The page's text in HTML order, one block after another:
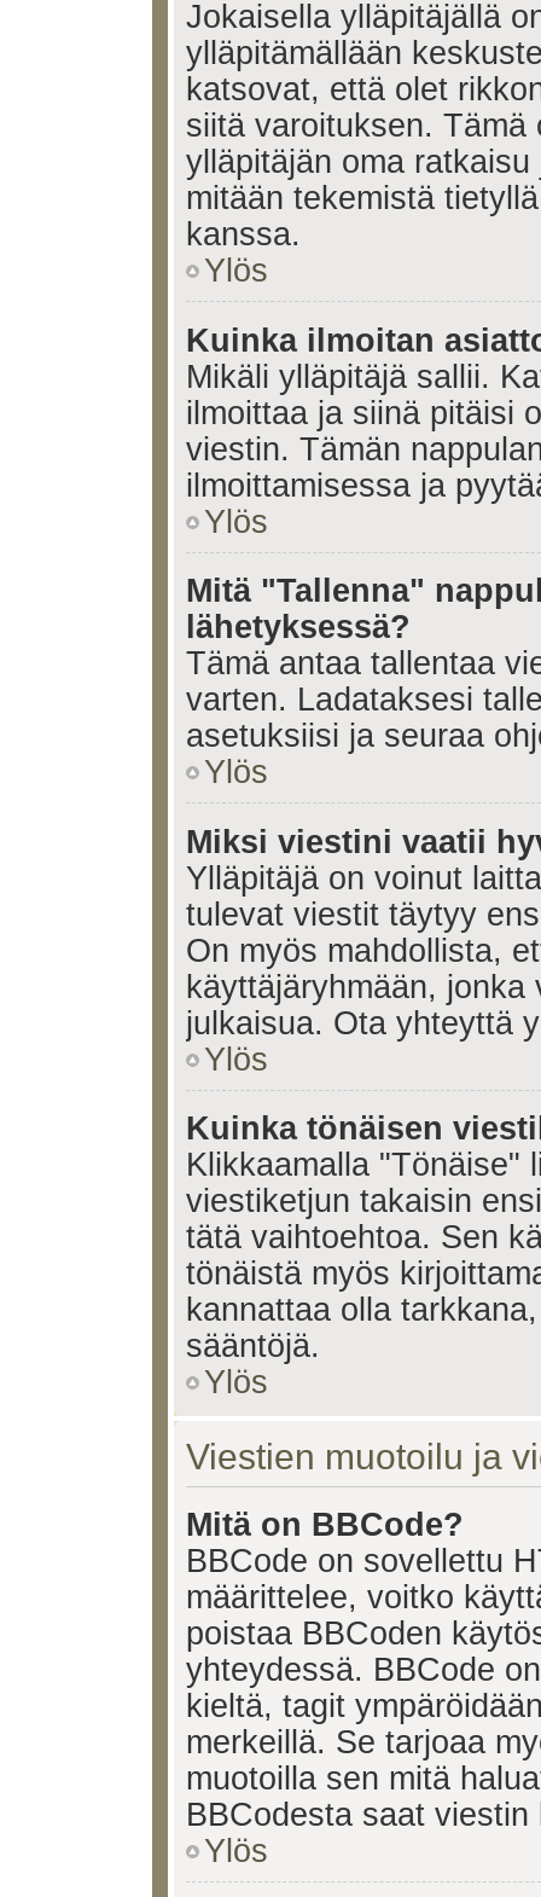
Jokaisella ylläpitäjällä
ylläpitämällään
katsovat, että olet
siitä varoituksen.
ylläpitäjän oma
mitään tekemistä
kanssa.
Ylös
Kuinka ilmoitan
Mikäli ylläpitäjä sallii.
ilmoittaa ja siinä pitäisi
viestin. Tämän
ilmoittamisessa ja
Ylös
Mitä "Tallenna"
lähetyksessä?
Tämä antaa tallentaa
varten. Ladataksesi
asetuksiisi ja seuraa
Ylös
Miksi viestini vaatii
Ylläpitäjä on voinut
tulevat viestit täytyy
On myös mahdollista,
käyttäjäryhmään,
julkaisua. Ota yhteyttä
Ylös
Kuinka tönäisen
Klikkaamalla "Tönäise"
viestiketjun takaisin
tätä vaihtoehtoa. Sen
tönäistä myös
kannattaa olla
sääntöjä.
Ylös
Viestien muotoilu ja
Mitä on BBCode?
BBCode on sovellettu
määrittelee, voitko
poistaa BBCoden
yhteydessä. BBCode
kieltä, tagit
merkeillä. Se tarjoaa
muotoilla sen mitä
BBCodesta saat
Ylös